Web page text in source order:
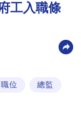
工入職條
位 總監